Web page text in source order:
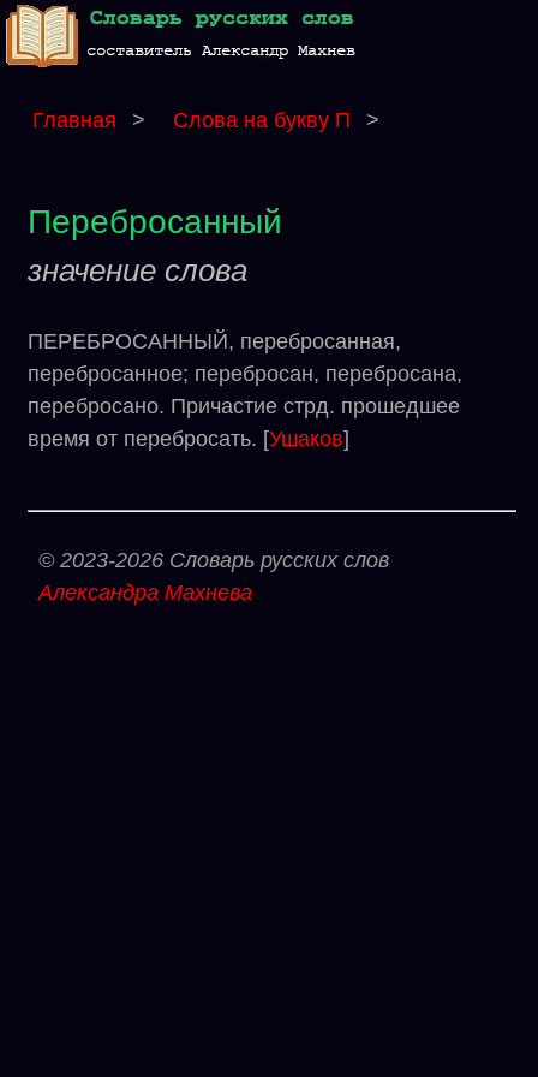
Главная > Слова на букву П >
Перебросанный
значение слова
ПЕРЕБРОСАННЫЙ, перебросанная,
перебросанное; перебросан, перебросана,
перебросано. Причастие стрд. прошедшее
время от перебросать. [Ушаков]
© 2023-2026 Словарь русских слов
Александра Махнева